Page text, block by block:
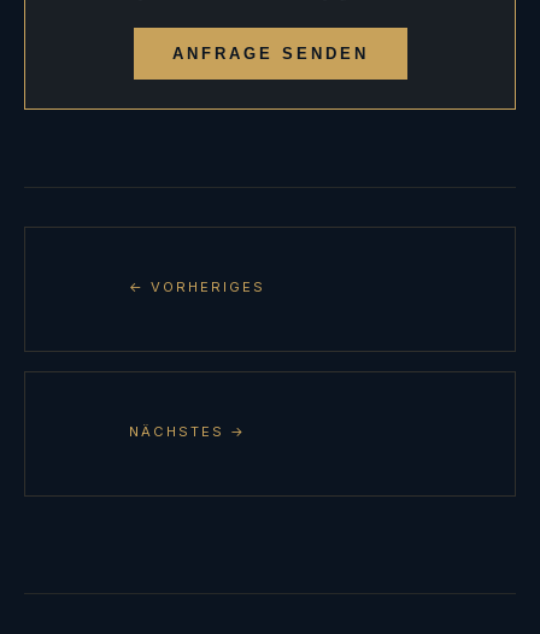
ANFRAGE SENDEN
← VORHERIGES
NÄCHSTES →